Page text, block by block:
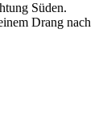
Süden.
Drang nach